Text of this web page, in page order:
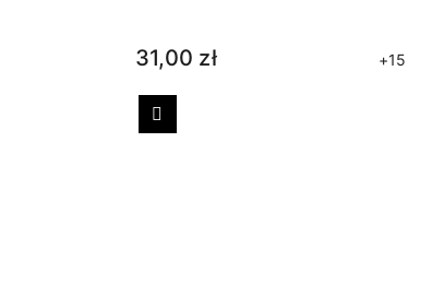
31,00 zł +15
Poprzedni